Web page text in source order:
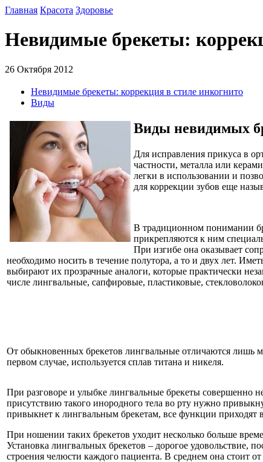
Главная Красота Здоровье
Невидимые брекеты:
26 Октября 2012
Невидимые брекеты: коррекция в стиле инкогнито
Виды
Виды невидимых
Для исправления прикуса в
частности, металла или
легки в использовании и
для коррекции зубов еще
В традиционном понимании
прикрепляются к ним
При изгибе она оказывает
необходимо носить в течение полутора, а то и двух лет.
выбирают их прозрачные аналоги, которые практически
числе лингвальные, сапфировые, пластиковые,
От обыкновенных брекетов лингвальные отличаются лишь
первом случае, используется сплав титана и никеля.
При разговоре и улыбке лингвальные брекеты совершенно
присутствию такого инородного тела во рту нужно
привыкнет к лингвальным брекетам, все функции приходят
При ношении таких брекетов уходит несколько больше
Установка лингвальных брекетов – дорогое удовольствие,
строения челюсти каждого пациента. В среднем она стоит